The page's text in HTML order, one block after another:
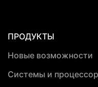
ПРОДУКТЫ
Новые возможности
Системы и